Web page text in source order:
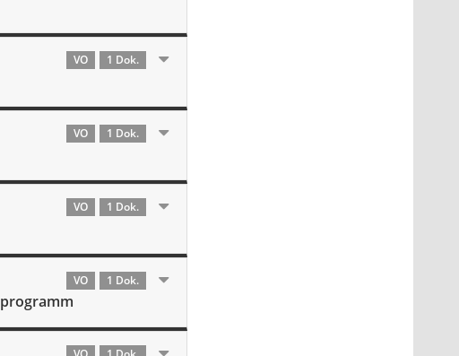
VO 1 Dok.
VO 1 Dok.
VO 1 Dok.
VO 1 Dok.